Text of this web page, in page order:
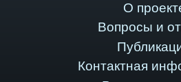
О
Вопросы и
Контактная